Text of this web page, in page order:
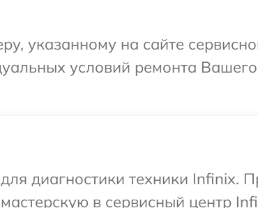
указанному на сайте
условий ремонта Вашего
диагностики техники Infinix.
в сервисный центр